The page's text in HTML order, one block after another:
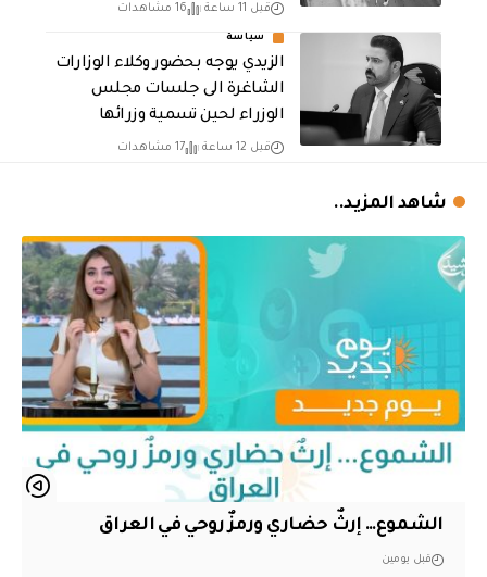
قبل 11 ساعة 16 مشاهدات
سياسة
الزيدي يوجه بحضور وكلاء الوزارات
الشاغرة الى جلسات مجلس
الوزراء لحين تسمية وزرائها
قبل 12 ساعة 17 مشاهدات
شاهد المزيد..
الشموع… إرثٌ حضاري ورمزٌ روحي في العراق
قبل يومين